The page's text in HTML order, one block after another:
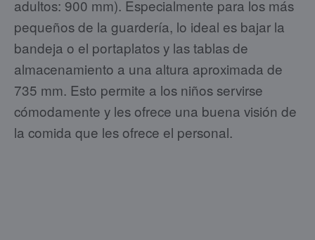
adultos: 900 mm). Especialmente para los más
pequeños de la guardería, lo ideal es bajar la
bandeja o el portaplatos y las tablas de
almacenamiento a una altura aproximada de
735 mm. Esto permite a los niños servirse
cómodamente y les ofrece una buena visión de
la comida que les ofrece el personal.